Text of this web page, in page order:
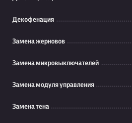
Декофенация
Замена жерновов
Замена микровыключателей
Замена модуля управления
Замена тена